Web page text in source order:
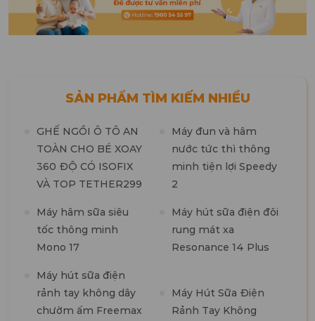
SẢN PHẨM TÌM KIẾM NHIỀU
GHẾ NGỒI Ô TÔ AN
TOÀN CHO BÉ XOAY
360 ĐỘ CÓ ISOFIX
VÀ TOP TETHER299
Máy đun và hâm
nước tức thì thông
minh tiện lợi Speedy
2
Máy hâm sữa siêu
tốc thông minh
Mono 17
Máy hút sữa điện đôi
rung mát xa
Resonance 14 Plus
Máy hút sữa điện
rảnh tay không dây
chườm ấm Freemax
Máy Hút Sữa Điện
Rảnh Tay Không